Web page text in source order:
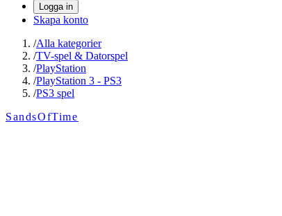
Logga in
Skapa konto
/Alla kategorier
/TV-spel & Datorspel
/PlayStation
/PlayStation 3 - PS3
/PS3 spel
SandsOfTime